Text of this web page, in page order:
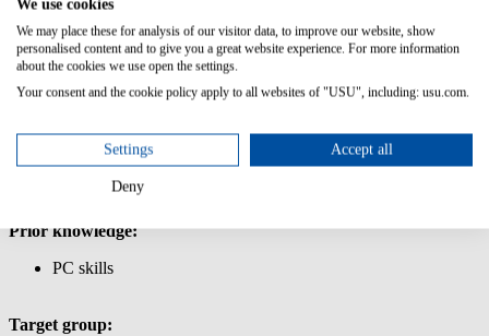
administrator.
Easily create categories: Master the process of creating and
organizing categories for your shop.
Create offers, including complex ones: Learn how to build
Use the power of offer parameters: Use parameters to
configure your offers, define dependencies, and create rules.
and their integration with USM.
Prior knowledge:
PC skills
Target group:
We use cookies
We may place these for analysis of our visitor data, to improve our website, show
personalised content and to give you a great website experience. For more information
about the cookies we use open the settings.
Your consent and the cookie policy apply to all websites of "USU", including: usu.com.
Settings Accept all
Deny